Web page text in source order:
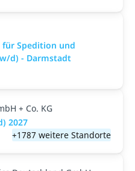
für Spedition und
d) - Darmstadt
+ Co. KG
2027
+1787 weitere Standorte